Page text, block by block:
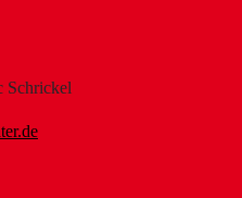
Schrickel